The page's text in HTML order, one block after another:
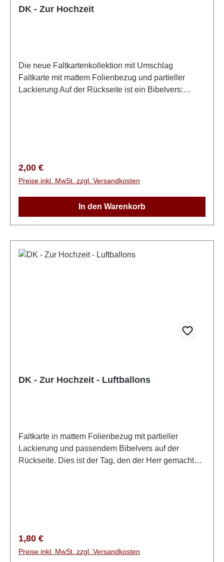
DK - Zur Hochzeit
Die neue Faltkartenkollektion mit Umschlag
Faltkarte mit mattem Folienbezug und partieller
Lackierung Auf der Rückseite ist ein Bibelvers:
Regulärer Preis:
2,00 €
Preise inkl. MwSt. zzgl. Versandkosten
In den Warenkorb
DK - Zur Hochzeit - Luftballons
Faltkarte in mattem Folienbezug mit partieller
Lackierung und passendem Bibelvers auf der
Rückseite. Dies ist der Tag, den der Herr gemacht
Regulärer Preis:
1,80 €
Preise inkl. MwSt. zzgl. Versandkosten